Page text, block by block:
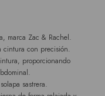
marca Zac & Rachel.
cintura con precisión.
proporcionando
sastrera.